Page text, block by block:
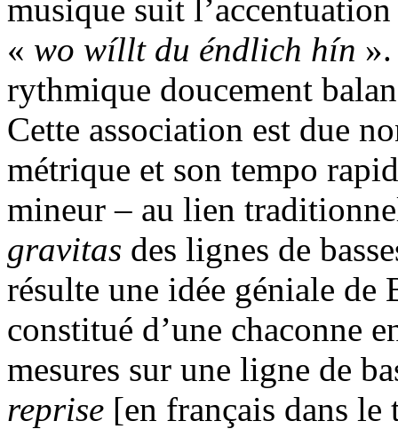
musique suit
« wo wíllt du éndlich hín
rythmique doucement
Cette association est due
métrique et son tempo
mineur – au lien
gravitas des lignes de
résulte une idée géniale
constitué d’une chaconne
mesures sur une ligne de
reprise [en français dans